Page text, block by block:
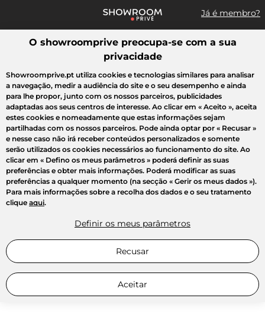
Já é membro?
Pesquisar uma marca, um artigo, uma venda...
Todas as vendas Moda Desporto Casa Criança Beleza
O showroomprive preocupa-se com a sua
privacidade
Showroomprive.pt utiliza cookies e tecnologias similares para analisar
a navegação, medir a audiência do site e o seu desempenho e ainda
para lhe propor, junto com os nossos parceiros, publicidades
adaptadas aos seus centros de interesse. Ao clicar em « Aceito », aceita
estes cookies e nomeadamente que estas informações sejam
partilhadas com os nossos parceiros. Pode ainda optar por « Recusar »
e nesse caso não irá receber conteúdos personalizados e somente
serão utilizados os cookies necessários ao funcionamento do site. Ao
clicar em « Defino os meus parâmetros » poderá definir as suas
preferências e obter mais informações. Poderá modificar as suas
preferências a qualquer momento (na secção « Gerir os meus dados »).
Para mais informações sobre a recolha dos dados e o seu tratamento
clique aqui.
Definir os meus parâmetros
Recusar
Aceitar